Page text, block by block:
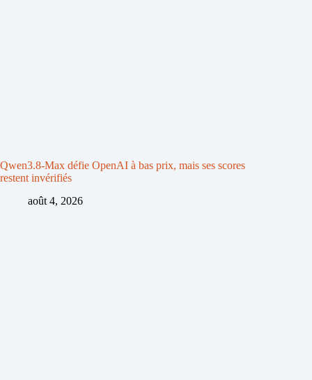
Qwen3.8-Max défie OpenAI à bas prix, mais ses scores
restent invérifiés
août 4, 2026